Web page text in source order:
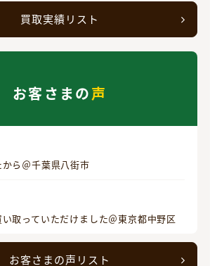
買取実績リスト
お客さまの声
ら＠千葉県八街市
取っていただけました＠東京都中野区
お客さまの声リスト